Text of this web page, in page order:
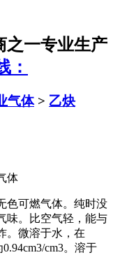
之一专业生产
：
气体> 乙炔
色可燃气体。纯时没
味。比空气轻，能与
。微溶于水，在
cm3。溶于